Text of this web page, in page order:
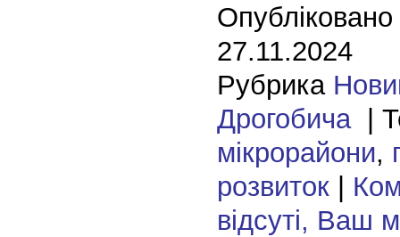
27.11.2024
Рубрика
Дрогобича|
мікрорайони,
розвиток|
відсуті, Ваш